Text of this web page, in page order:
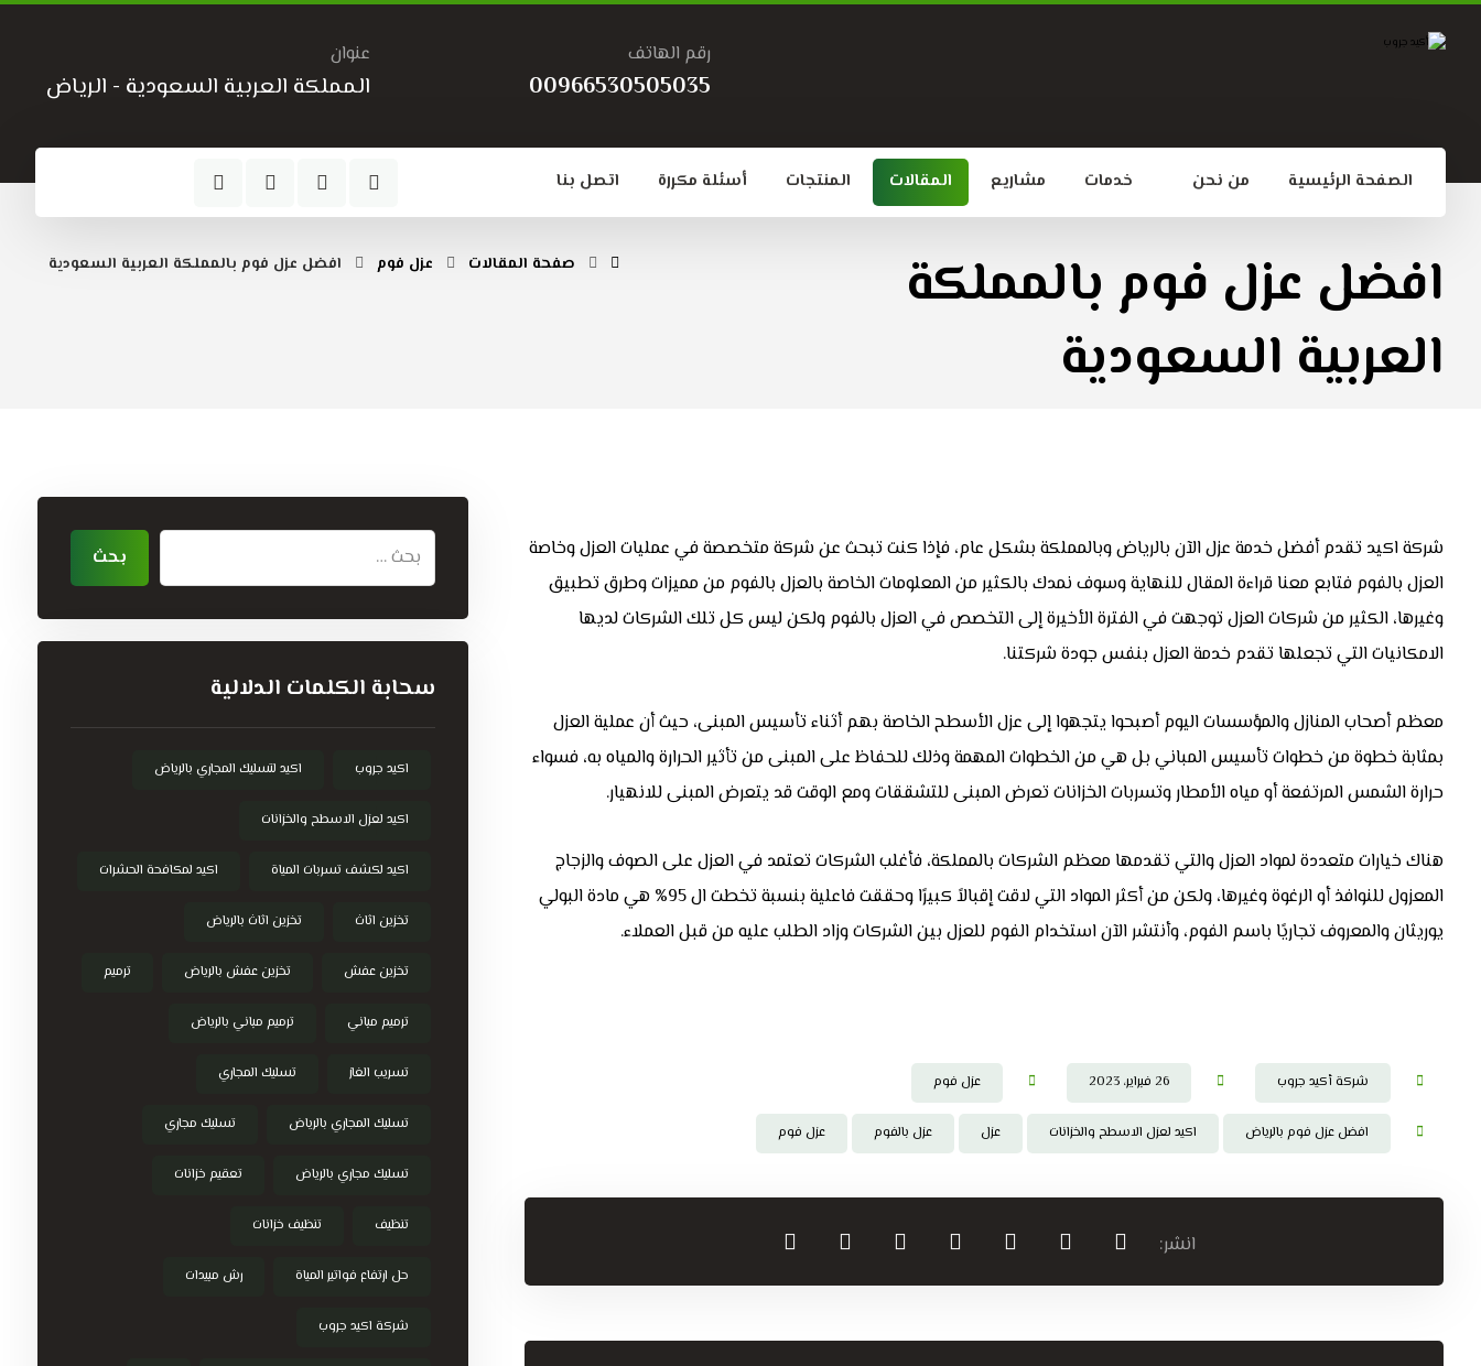
عنوان
المملكة العربية السعودية - الرياض
رقم الهاتف
00966530505035
الصفحة الرئيسية من نحن خدمات مشاريع المقالات المنتجات أسئلة مكررة اتصل بنا
افضل عزل فوم بالمملكة
العربية السعودية
صفحة المقالات عزل فوم افضل عزل فوم بالمملكة العربية السعودية
شركة اكيد تقدم أفضل خدمة عزل الآن بالرياض وبالمملكة بشكل عام، فإذا كنت تبحث عن شركة متخصصة في عمليات العزل وخاصة
العزل بالفوم فتابع معنا قراءة المقال للنهاية وسوف نمدك بالكثير من المعلومات الخاصة بالعزل بالفوم من مميزات وطرق تطبيق
وغيرها، الكثير من شركات العزل توجهت في الفترة الأخيرة إلى التخصص في العزل بالفوم ولكن ليس كل تلك الشركات لديها
الامكانيات التي تجعلها تقدم خدمة العزل بنفس جودة شركتنا.
معظم أصحاب المنازل والمؤسسات اليوم أصبحوا يتجهوا إلى عزل الأسطح الخاصة بهم أثناء تأسيس المبنى، حيث أن عملية العزل
بمثابة خطوة من خطوات تأسيس المباني بل هي من الخطوات المهمة وذلك للحفاظ على المبنى من تأثير الحرارة والمياه به، فسواء
حرارة الشمس المرتفعة أو مياه الأمطار وتسربات الخزانات تعرض المبنى للتشققات ومع الوقت قد يتعرض المبنى للانهيار.
هناك خيارات متعددة لمواد العزل والتي تقدمها معظم الشركات بالمملكة، فأغلب الشركات تعتمد في العزل على الصوف والزجاج
المعزول للنوافذ أو الرغوة وغيرها، ولكن من أكثر المواد التي لاقت إقبالاً كبيرًا وحققت فاعلية بنسبة تخطت ال 95% هي مادة البولي
يوريثان والمعروف تجاريًا باسم الفوم، وأنتشر الآن استخدام الفوم للعزل بين الشركات وزاد الطلب عليه من قبل العملاء.
شركة أكيد جروب 26 فبراير، 2023 عزل فوم
افضل عزل فوم بالرياض اكيد لعزل الاسطح والخزانات عزل عزل بالفوم عزل فوم
سحابة الكلمات الدلالية
اكيد جروب اكيد لتسليك المجاري بالرياض
اكيد لعزل الاسطح والخزانات
اكيد لكشف تسربات المياة اكيد لمكافحة الحشرات
تخزين اثاث تخزين اثاث بالرياض
تخزين عفش تخزين عفش بالرياض ترميم
ترميم مباني ترميم مباني بالرياض
تسريب الغاز تسليك المجاري
تسليك المجاري بالرياض تسليك مجاري
تسليك مجاري بالرياض تعقيم خزانات
تنظيف تنظيف خزانات
حل ارتفاع فواتير المياة رش مبيدات
شركة اكيد جروب